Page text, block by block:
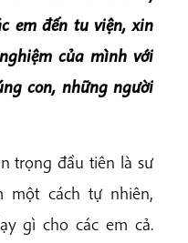
em đến tu viện, xin
của mình với
con, những người
trọng đầu tiên là sư
một cách tự nhiên,
gì cho các em cả.